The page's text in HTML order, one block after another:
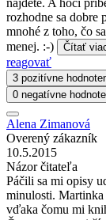
nájdete. A hoci
rozhodne sa dobre
mnohé z toho, čo
menej. :-)
Čítať
reagovať
3 pozitívne
0 negatívne
Alena Zimanová
Overený zákazník
10.5.2015
Názor čitateľa
Páčili sa mi opisy
minulosti. Martinka
vďaka čomu mi